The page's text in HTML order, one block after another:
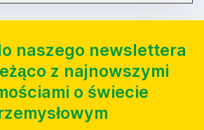
naszego newslettera
z najnowszymi
o świecie